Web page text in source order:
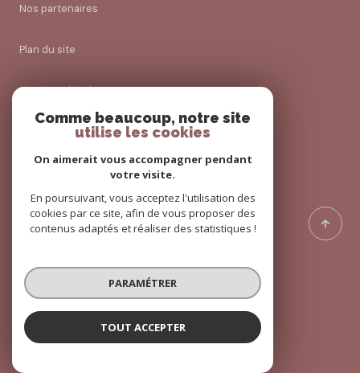
Nos partenaires
Plan du site
Mentions légales
Cookies
© 2026 | Tous droits réservés
Réalisé par
Comme beaucoup, notre site
utilise les cookies
On aimerait vous accompagner pendant
votre visite.
En poursuivant, vous acceptez l'utilisation des
cookies par ce site, afin de vous proposer des
contenus adaptés et réaliser des statistiques !
PARAMÉTRER
TOUT ACCEPTER